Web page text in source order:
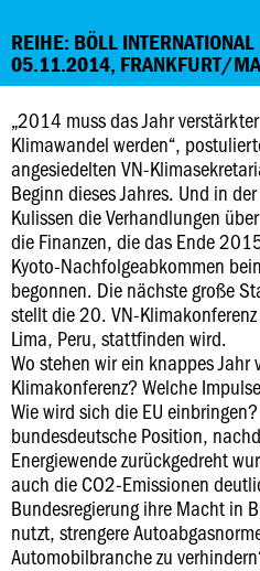
REIHE: BÖLL INTERNATIONAL
05.11.2014, FRANKFURT/
„2014 muss das Jahr
Klimawandel werden“,
angesiedelten VN-
Beginn dieses Jahres. Und in
Kulissen die Verhandlungen
die Finanzen, die das Ende
Kyoto-Nachfolgeabkommen
begonnen. Die nächste große
stellt die 20. VN-
Lima, Peru, stattfinden wird.
Wo stehen wir ein knappes Jahr
Klimakonferenz? Welche
Wie wird sich die EU
bundesdeutsche Position,
Energiewende zurückgedreht
auch die CO2-Emissionen
Bundesregierung ihre Macht in
nutzt, strengere
Automobilbranche zu